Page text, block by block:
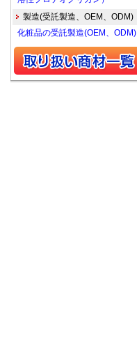
製造(受託製造、OEM、ODM)
化粧品の受託製造(OEM、ODM)